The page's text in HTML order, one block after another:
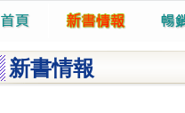
新書情報